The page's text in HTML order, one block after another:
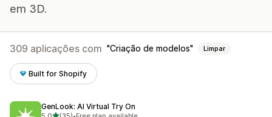
em 3D.
309 aplicações com Criação de modelos Limpar
Built for Shopify
GenLook: AI Virtual Try On
de 5 estrelas